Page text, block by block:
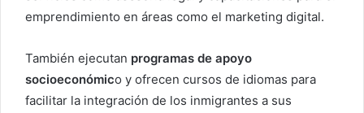
emprendimiento en áreas como el marketing digital.
También ejecutan programas de apoyo
socioeconómico y ofrecen cursos de idiomas para
facilitar la integración de los inmigrantes a sus